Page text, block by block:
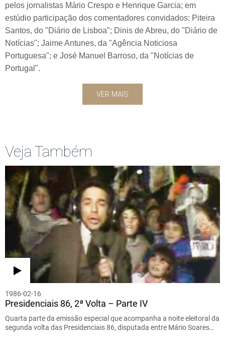
pelos jornalistas Mário Crespo e Henrique Garcia; em
estúdio participação dos comentadores convidados: Piteira
Santos, do "Diário de Lisboa"; Dinis de Abreu, do "Diário de
Notícias"; Jaime Antunes, da "Agência Noticiosa
Portuguesa"; e José Manuel Barroso, da "Notícias de
Portugal".
VER MAIS
Veja Também
1986-02-16
Presidenciais 86, 2ª Volta – Parte IV
Quarta parte da emissão especial que acompanha a noite eleitoral da
segunda volta das Presidenciais 86, disputada entre Mário Soares…